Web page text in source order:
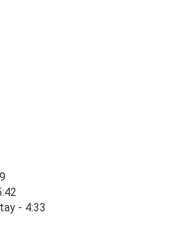
- 4:33